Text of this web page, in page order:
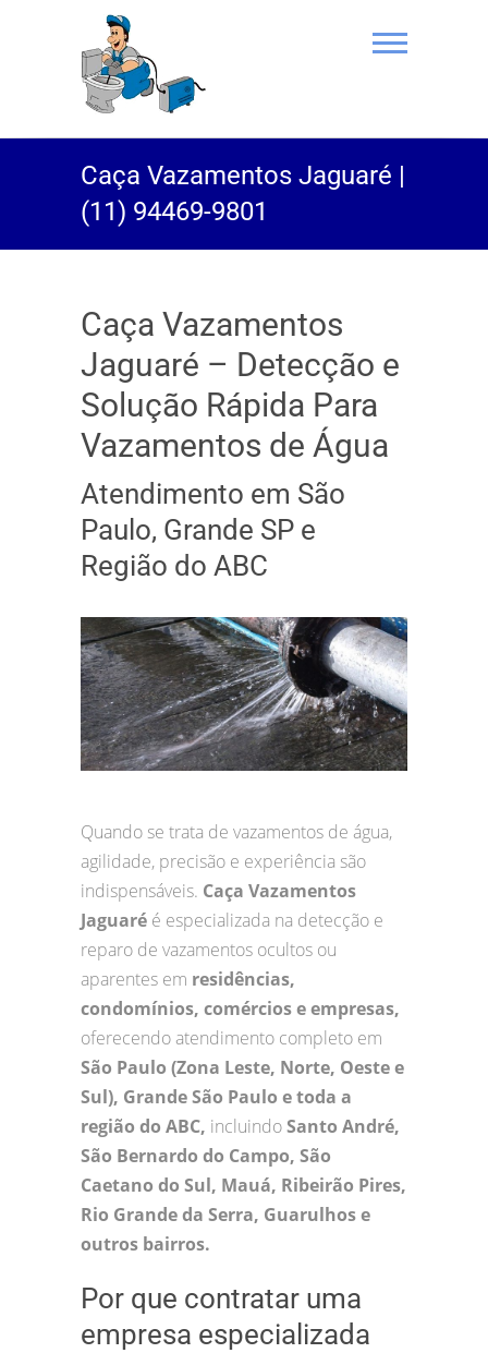
(11) 94469-
9801 |
Rei do Esgoto
Caça Vazamentos Jaguaré |
(11) 94469-9801
Caça Vazamentos
Jaguaré – Detecção e
Solução Rápida Para
Vazamentos de Água
Atendimento em São
Paulo, Grande SP e
Região do ABC
Quando se trata de vazamentos de água,
agilidade, precisão e experiência são
indispensáveis. Caça Vazamentos
Jaguaré é especializada na detecção e
reparo de vazamentos ocultos ou
aparentes em residências,
condomínios, comércios e empresas,
oferecendo atendimento completo em
São Paulo (Zona Leste, Norte, Oeste e
Sul), Grande São Paulo e toda a
região do ABC, incluindoSanto André,
São Bernardo do Campo, São
Caetano do Sul, Mauá, Ribeirão Pires,
Rio Grande da Serra, Guarulhos e
outros bairros.
Por que contratar uma
empresa especializada